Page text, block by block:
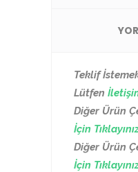
Teklif
Lütfen
Diğer Ürün
İçin
Diğer Ürün
İçin